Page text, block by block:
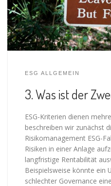
ESG ALLGEMEIN
3. Was ist der
ESG-Kriterien dienen
beschreiben wir zunächst
Risikomanagement ESG-
Risiken in einer Anlage
langfristige Rentabilität
Beispielsweise könnte ein
schlechter Governance